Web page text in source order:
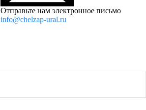
Отправьте нам электронное письмо
info@chelzap-ural.ru